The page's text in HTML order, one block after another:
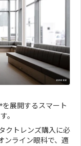
*****
展開するスマート
。
クトレンズ購入に必
ンライン眼科で、適